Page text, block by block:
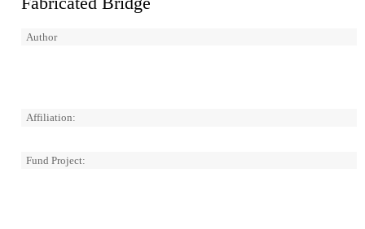
Author
Affiliation:
Fund Project: